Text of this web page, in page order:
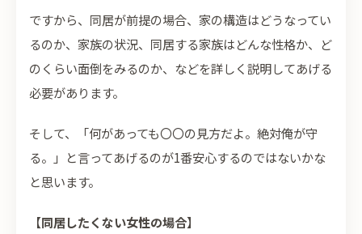
ですから、同居が前提の場合、家の構造はどうなってい
るのか、家族の状況、同居する家族はどんな性格か、ど
のくらい面倒をみるのか、などを詳しく説明してあげる
必要があります。
そして、「何があっても〇〇の見方だよ。絶対俺が守
る。」と言ってあげるのが1番安心するのではないかな
と思います。
【同居したくない女性の場合】